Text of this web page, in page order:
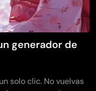
generador de
solo clic. No vuelvas